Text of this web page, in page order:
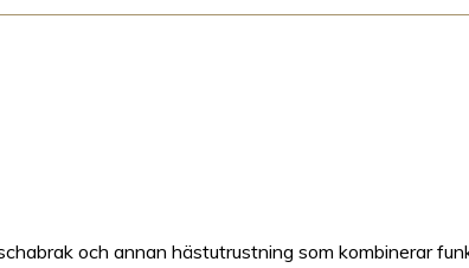
och annan hästutrustning som kombinerar